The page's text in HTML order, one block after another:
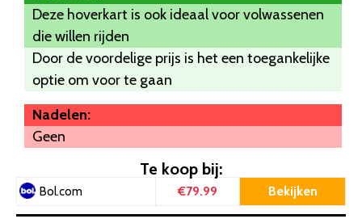
Deze hoverkart is ook ideaal voor volwassenen
die willen rijden
Door de voordelige prijs is het een toegankelijke
optie om voor te gaan
Nadelen:
Geen
Te koop bij:
Bol.com €79.99 Bekijken